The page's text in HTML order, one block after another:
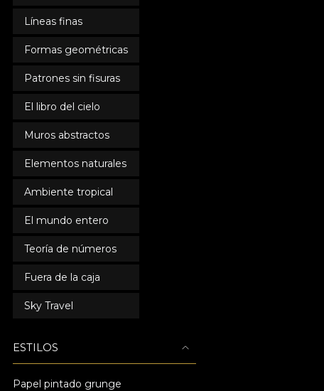
Líneas finas
Formas geométricas
Patrones sin fisuras
El libro del cielo
Muros abstractos
Elementos naturales
Ambiente tropical
El mundo entero
Teoría de números
Fuera de la caja
Sky Travel
ESTILOS
Papel pintado grunge